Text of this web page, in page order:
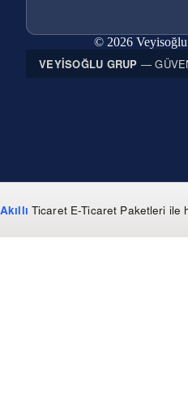
© 2026 Veyisoğlu
VEYISOĞLU GRUP —
Akıllı Ticaret E-Ticaret Paketleri ile